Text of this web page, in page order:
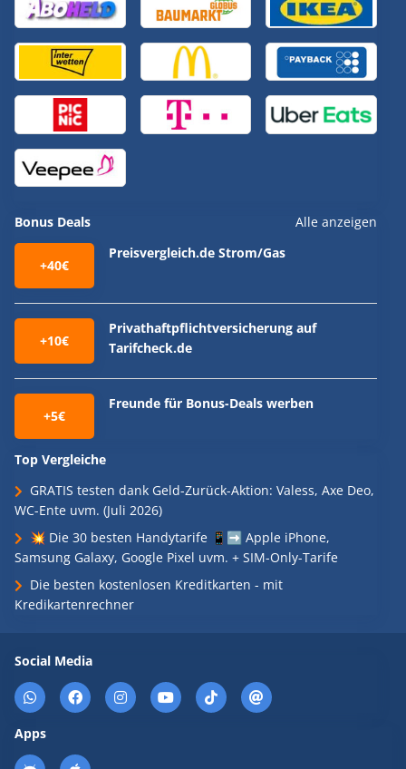
Bonus Deals Alle anzeigen
+40€
Preisvergleich.de Strom/Gas
+10€
Privathaftpflichtversicherung auf
Tarifcheck.de
+5€
Freunde für Bonus-Deals werben
Top Vergleiche
GRATIS testen dank Geld-Zurück-Aktion: Valess, Axe Deo,
WC-Ente uvm. (Juli 2026)
💥 Die 30 besten Handytarife 📱➡️ Apple iPhone,
Samsung Galaxy, Google Pixel uvm. + SIM-Only-Tarife
Die besten kostenlosen Kreditkarten - mit
Kredikartenrechner
Social Media
Apps